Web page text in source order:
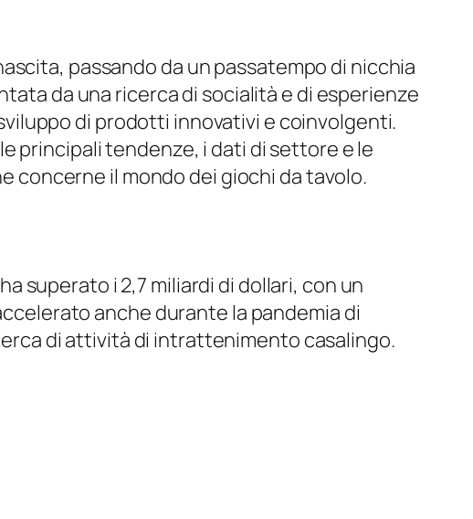
passando da un passatempo di nicchia
da una ricerca di socialità e di esperienze
di prodotti innovativi e coinvolgenti.
principali tendenze, i dati di settore e le
il mondo dei giochi da tavolo.
superato i 2,7 miliardi di dollari, con un
anche durante la pandemia di
di attività di intrattenimento casalingo.